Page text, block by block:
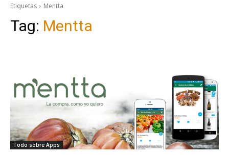
Etiquetas Mentta
Tag: Mentta
Todo sobre Apps